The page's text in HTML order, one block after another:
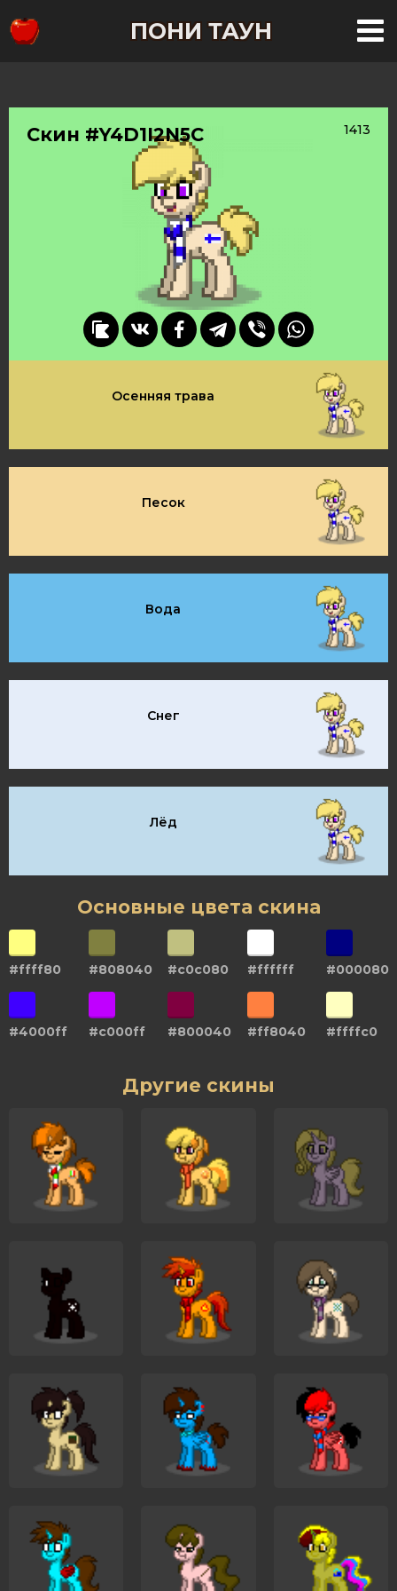
ПОНИ ТАУН
Скин #Y4D1I2N5C 1413
Осенняя трава
Песок
Вода
Снег
Лёд
Основные цвета скина
#ffff80 #808040 #c0c080 #ffffff #000080
#4000ff #c000ff #800040 #ff8040 #ffffc0
Другие скины